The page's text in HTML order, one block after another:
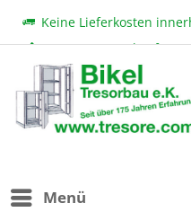
Keine Lieferkosten
Beratung & Verkauf:+49
bikel@tresore.com
Günstige Preise
Menü